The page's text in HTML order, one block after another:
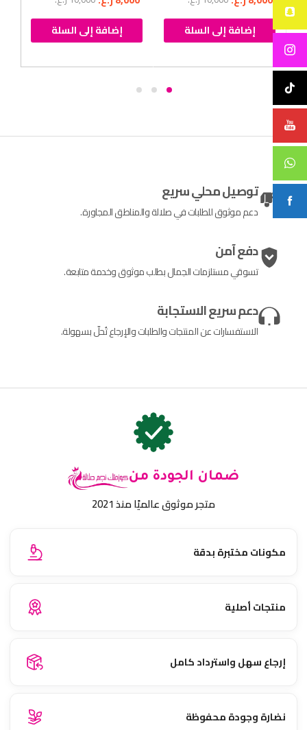
إضافة إلى السلة إضافة إلى السلة
توصيل محلي سريع
دعم موثوق للطلبات في صلالة والمناطق المجاورة.
دفع آمن
تسوقي مستلزمات الجمال بطلب موثوق وخدمة متابعة.
دعم سريع الاستجابة
الاستفسارات عن المنتجات والطلبات والإرجاع تُحلّ بسهولة.
ضمان الجودة من
متجر موثوق عالميًا منذ 2021
مكونات مختبرة بدقة
منتجات أصلية
إرجاع سهل واسترداد كامل
نضارة وجودة محفوظة